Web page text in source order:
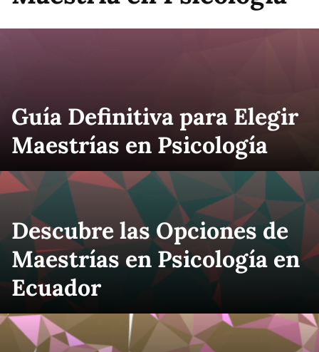
Guía Definitiva para Elegir
Maestrías en Psicología
Descubre las Opciones de
Maestrías en Psicología en
Ecuador